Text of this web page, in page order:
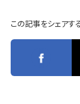
この記事をシェアす